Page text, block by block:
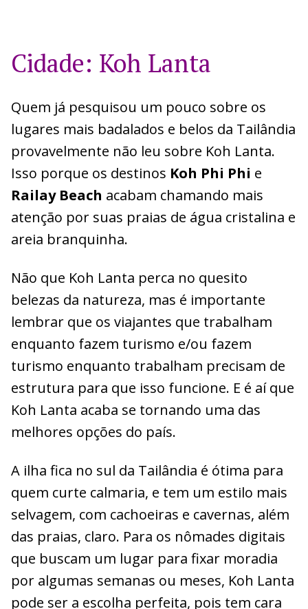
Cidade: Koh Lanta
Quem já pesquisou um pouco sobre os
lugares mais badalados e belos da Tailândia
provavelmente não leu sobre Koh Lanta.
Isso porque os destinos Koh Phi Phi e
Railay Beach acabam chamando mais
atenção por suas praias de água cristalina e
areia branquinha.
Não que Koh Lanta perca no quesito
belezas da natureza, mas é importante
lembrar que os viajantes que trabalham
enquanto fazem turismo e/ou fazem
turismo enquanto trabalham precisam de
estrutura para que isso funcione. E é aí que
Koh Lanta acaba se tornando uma das
melhores opções do país.
A ilha fica no sul da Tailândia é ótima para
quem curte calmaria, e tem um estilo mais
selvagem, com cachoeiras e cavernas, além
das praias, claro. Para os nômades digitais
que buscam um lugar para fixar moradia
por algumas semanas ou meses, Koh Lanta
pode ser a escolha perfeita, pois tem cara